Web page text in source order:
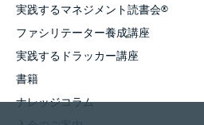
実践するマネジメント読書会®
ファシリテーター養成講座
実践するドラッカー講座
書籍
ナレッジコラム